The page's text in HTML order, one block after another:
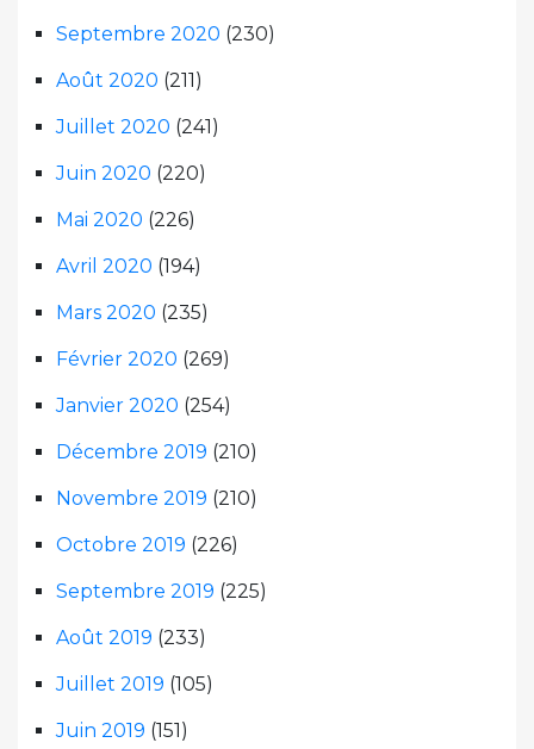
Septembre 2020 (230)
Août 2020 (211)
Juillet 2020 (241)
Juin 2020 (220)
Mai 2020 (226)
Avril 2020 (194)
Mars 2020 (235)
Février 2020 (269)
Janvier 2020 (254)
Décembre 2019 (210)
Novembre 2019 (210)
Octobre 2019 (226)
Septembre 2019 (225)
Août 2019 (233)
Juillet 2019 (105)
Juin 2019 (151)